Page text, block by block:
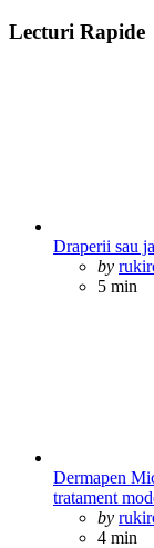
Lecturi Rapide
Draperii sau
Posted
by
5 min
Dermapen
tratament
Posted
by
4 min